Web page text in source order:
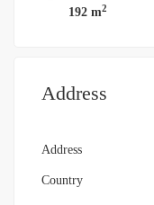
192 m2
Address
Address
Country